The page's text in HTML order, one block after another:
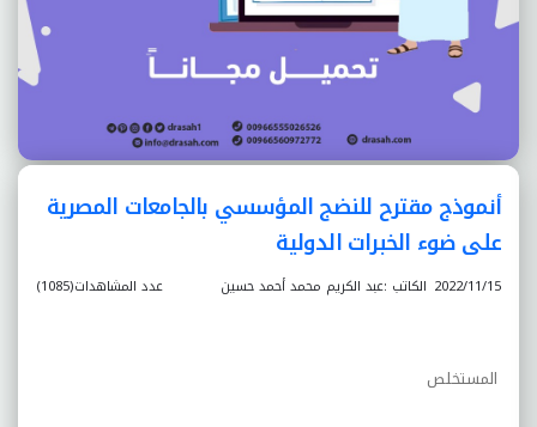
أنموذج مقترح للنضج المؤسسي بالجامعات المصرية
على ضوء الخبرات الدولية
2022/11/15 عدد المشاهدات(1085) الكاتب :عبد الکريم محمد أحمد حسين
المستخلص